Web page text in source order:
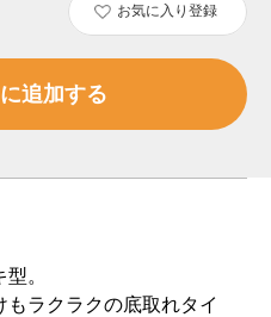
お気に入り登録
。
ラクラクの底取れタイ